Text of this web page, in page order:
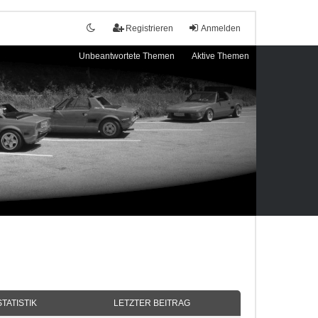
Anmelden
Registrieren
Unbeantwortete Themen Aktive Themen
LETZTER BEITRAG